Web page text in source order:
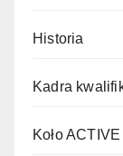
Historia
Kadra
Koło ACTIVE